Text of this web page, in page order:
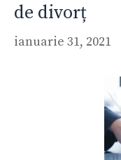
de divorț
ianuarie 31, 2021